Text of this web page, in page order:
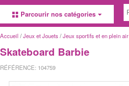
Parcourir nos catégories
Accueil /Jeux et Jouets /Jeux sportifs et en plein air
Skateboard Barbie
RÉFÉRENCE: 104759